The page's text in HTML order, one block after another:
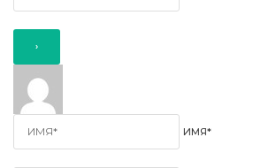
ИМЯ*